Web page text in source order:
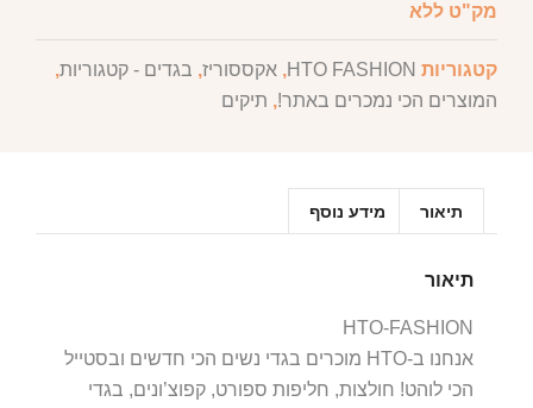
מק"ט ללא
קטגוריות HTO FASHION
, אקססוריז, בגדים - קטגוריות,
המוצרים הכי נמכרים באתר!, תיקים
תיאור מידע נוסף
תיאור
HTO-FASHION
אנחנו ב-HTO מוכרים בגדי נשים הכי חדשים ובסטייל
הכי לוהט! חולצות, חליפות ספורט, קפוצ’ונים, בגדי